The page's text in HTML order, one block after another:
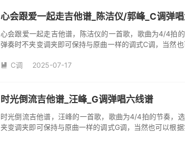
心会跟爱一起走吉他谱_陈洁仪/郭峰_C调弹
心会跟爱一起走吉他谱，陈洁仪的一首歌，歌曲为4/4拍
弹奏时不夹变调夹即可保持与原曲一样的调式C调，当然
本吉他谱是根据陈洁仪、郭峰演唱的《心会跟爱一起走
 C调 2025-07-17
时光倒流吉他谱_汪峰_G调弹唱六线谱
时光倒流吉他谱，汪峰的一首歌，歌曲为4/4拍的节奏，
夹变调夹即可保持与原曲一样的调式G调，当然也可以根